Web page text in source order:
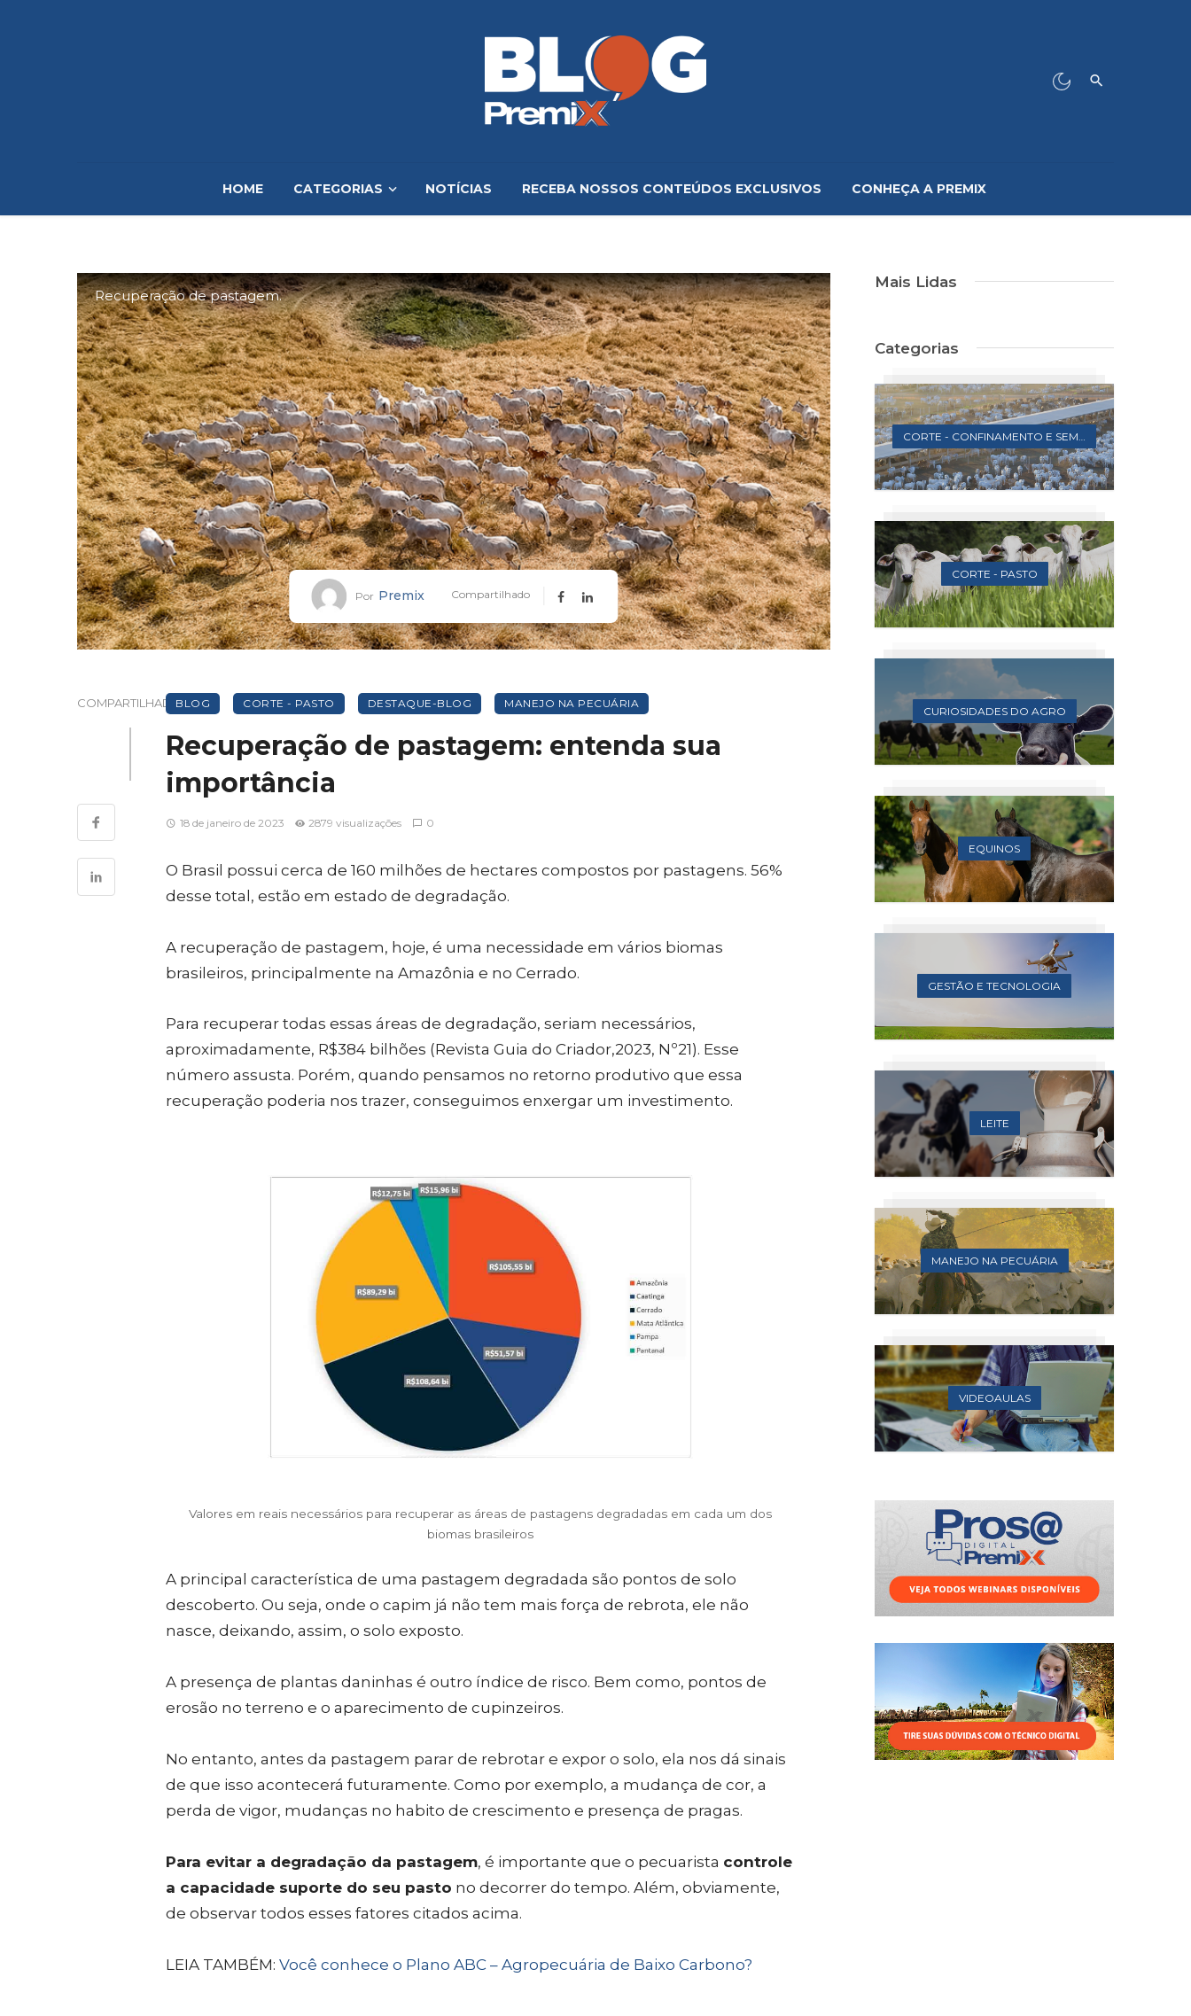
HOME CATEGORIAS NOTÍCIAS RECEBA NOSSOS CONTEÚDOS EXCLUSIVOS CONHEÇA A PREMIX
Recuperação de pastagem.
Por Premix Compartilhado
COMPARTILHADOBLOG CORTE - PASTO DESTAQUE-BLOG MANEJO NA PECUÁRIA
Recuperação de pastagem: entenda sua
importância
18 de janeiro de 2023 2879 visualizações 0
O Brasil possui cerca de 160 milhões de hectares compostos por pastagens. 56%
desse total, estão em estado de degradação.
A recuperação de pastagem, hoje, é uma necessidade em vários biomas
brasileiros, principalmente na Amazônia e no Cerrado.
Para recuperar todas essas áreas de degradação, seriam necessários,
aproximadamente, R$384 bilhões (Revista Guia do Criador,2023, Nº21). Esse
número assusta. Porém, quando pensamos no retorno produtivo que essa
recuperação poderia nos trazer, conseguimos enxergar um investimento.
Valores em reais necessários para recuperar as áreas de pastagens degradadas em cada um dos
biomas brasileiros
A principal característica de uma pastagem degradada são pontos de solo
descoberto. Ou seja, onde o capim já não tem mais força de rebrota, ele não
nasce, deixando, assim, o solo exposto.
A presença de plantas daninhas é outro índice de risco. Bem como, pontos de
erosão no terreno e o aparecimento de cupinzeiros.
No entanto, antes da pastagem parar de rebrotar e expor o solo, ela nos dá sinais
de que isso acontecerá futuramente. Como por exemplo, a mudança de cor, a
perda de vigor, mudanças no habito de crescimento e presença de pragas.
Para evitar a degradação da pastagem, é importante que o pecuarista controle
a capacidade suporte do seu pasto no decorrer do tempo. Além, obviamente,
de observar todos esses fatores citados acima.
LEIA TAMBÉM: Você conhece o Plano ABC – Agropecuária de Baixo Carbono?
Mais Lidas
Categorias
CORTE - CONFINAMENTO E SEMICONFINAMENTO
CORTE - PASTO
CURIOSIDADES DO AGRO
EQUINOS
GESTÃO E TECNOLOGIA
LEITE
MANEJO NA PECUÁRIA
VIDEOAULAS